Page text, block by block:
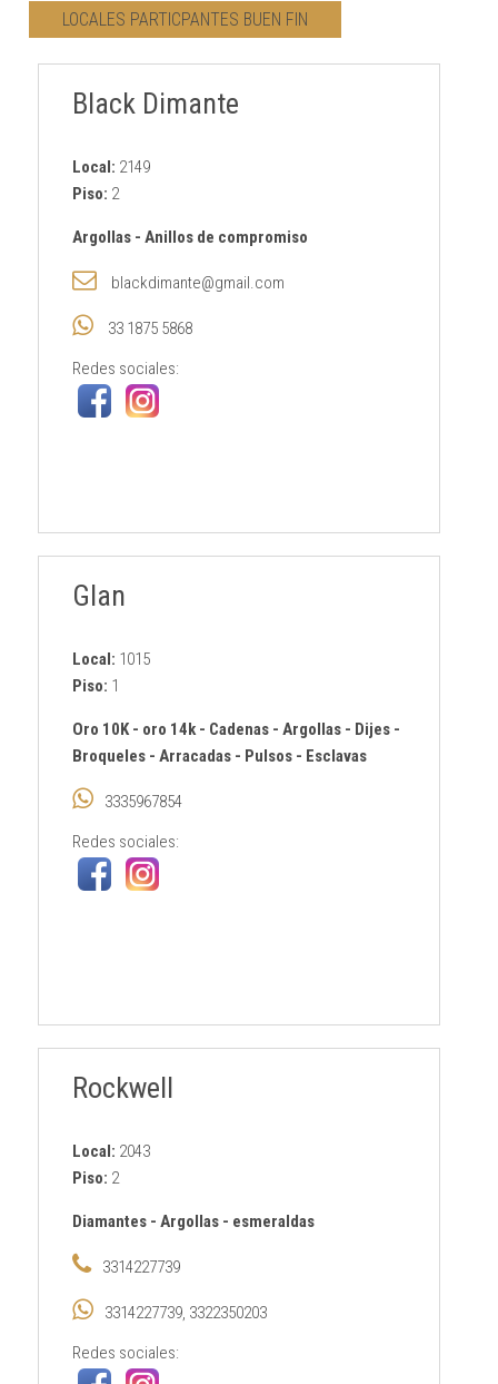
CONTACTO
LOCALES PARTICPANTES BUEN FIN
Black Dimante
Local: 2149
Piso: 2
Argollas- Anillos de compromiso
blackdimante@gmail.com
33 1875 5868
Redes sociales:
Glan
Local: 1015
Piso: 1
Oro 10K- oro 14k- Cadenas- Argollas- Dijes-
Broqueles- Arracadas- Pulsos- Esclavas
3335967854
Redes sociales:
Rockwell
Local: 2043
Piso: 2
Diamantes- Argollas- esmeraldas
3314227739
3314227739, 3322350203
Redes sociales: